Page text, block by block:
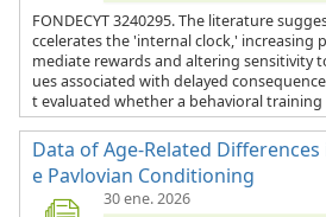
FONDECYT 3240295. The literature
ccelerates the 'internal clock,' increasing
mediate rewards and altering sensitivity
ues associated with delayed
t evaluated whether a behavioral training
Data of Age-Related
e Pavlovian Conditioning
30 ene. 2026